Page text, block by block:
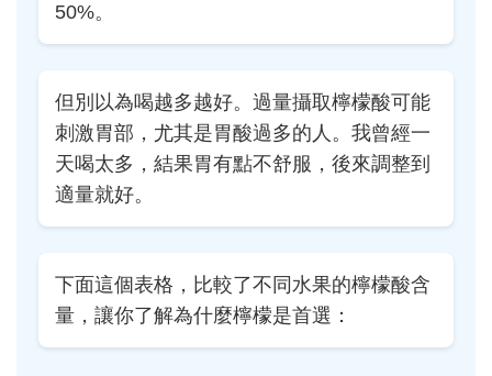
50%。
但別以為喝越多越好。過量攝取檸檬酸可能
刺激胃部，尤其是胃酸過多的人。我曾經一
天喝太多，結果胃有點不舒服，後來調整到
適量就好。
下面這個表格，比較了不同水果的檸檬酸含
量，讓你了解為什麼檸檬是首選：